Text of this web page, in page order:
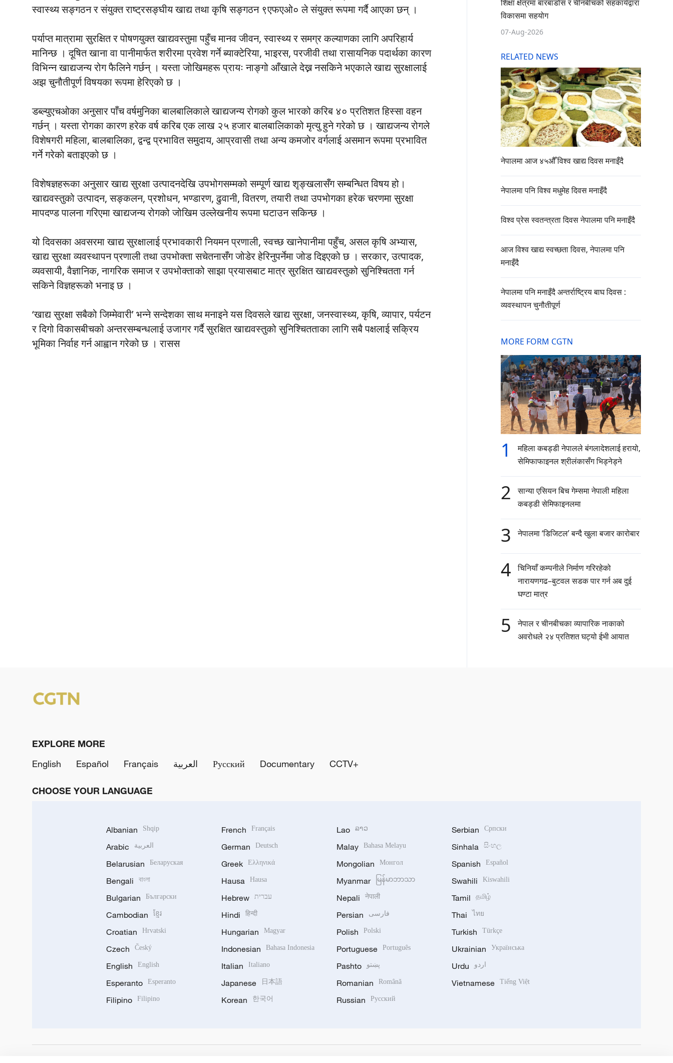
स्वास्थ्य सङ्गठन र संयुक्त राष्ट्रसङ्घीय खाद्य तथा कृषि सङ्गठन ९एफएओ० ले संयुक्त रूपमा गर्दै आएका छन् ।
पर्याप्त मात्रामा सुरक्षित र पोषणयुक्त खाद्यवस्तुमा पहुँच मानव जीवन, स्वास्थ्य र समग्र कल्याणका लागि अपरिहार्य
मानिन्छ । दूषित खाना वा पानीमार्फत शरीरमा प्रवेश गर्ने ब्याक्टेरिया, भाइरस, परजीवी तथा रासायनिक पदार्थका कारण
विभिन्न खाद्यजन्य रोग फैलिने गर्छन् । यस्ता जोखिमहरू प्रायः नाङ्गो आँखाले देख्न नसकिने भएकाले खाद्य सुरक्षालाई
अझ चुनौतीपूर्ण विषयका रूपमा हेरिएको छ ।
डब्ल्युएचओका अनुसार पाँच वर्षमुनिका बालबालिकाले खाद्यजन्य रोगको कुल भारको करिब ४० प्रतिशत हिस्सा वहन
गर्छन् । यस्ता रोगका कारण हरेक वर्ष करिब एक लाख २५ हजार बालबालिकाको मृत्यु हुने गरेको छ । खाद्यजन्य रोगले
विशेषगरी महिला, बालबालिका, द्वन्द्व प्रभावित समुदाय, आप्रवासी तथा अन्य कमजोर वर्गलाई असमान रूपमा प्रभावित
गर्ने गरेको बताइएको छ ।
विशेषज्ञहरूका अनुसार खाद्य सुरक्षा उत्पादनदेखि उपभोगसम्मको सम्पूर्ण खाद्य शृङ्खलासँग सम्बन्धित विषय हो।
खाद्यवस्तुको उत्पादन, सङ्कलन, प्रशोधन, भण्डारण, ढुवानी, वितरण, तयारी तथा उपभोगका हरेक चरणमा सुरक्षा
मापदण्ड पालना गरिएमा खाद्यजन्य रोगको जोखिम उल्लेखनीय रूपमा घटाउन सकिन्छ ।
यो दिवसका अवसरमा खाद्य सुरक्षालाई प्रभावकारी नियमन प्रणाली, स्वच्छ खानेपानीमा पहुँच, असल कृषि अभ्यास,
खाद्य सुरक्षा व्यवस्थापन प्रणाली तथा उपभोक्ता सचेतनासँग जोडेर हेरिनुपर्नेमा जोड दिइएको छ । सरकार, उत्पादक,
व्यवसायी, वैज्ञानिक, नागरिक समाज र उपभोक्ताको साझा प्रयासबाट मात्र सुरक्षित खाद्यवस्तुको सुनिश्चितता गर्न
सकिने विज्ञहरूको भनाइ छ ।
‘खाद्य सुरक्षा सबैको जिम्मेवारी’ भन्ने सन्देशका साथ मनाइने यस दिवसले खाद्य सुरक्षा, जनस्वास्थ्य, कृषि, व्यापार, पर्यटन
र दिगो विकासबीचको अन्तरसम्बन्धलाई उजागर गर्दै सुरक्षित खाद्यवस्तुको सुनिश्चितताका लागि सबै पक्षलाई सक्रिय
भूमिका निर्वाह गर्न आह्वान गरेको छ । रासस
शिक्षा क्षेत्रमा बारबाडोस र चीनबीचको सहकार्यद्वारा
विकासमा सहयोग
07-Aug-2026
RELATED NEWS
नेपालमा आज ४५औँ विश्व खाद्य दिवस मनाइँदै
नेपालमा पनि विश्व मधुमेह दिवस मनाइँदै
विश्व प्रेस स्वतन्त्रता दिवस नेपालमा पनि मनाइँदै
आज विश्व खाद्य स्वच्छता दिवस, नेपालमा पनि
मनाइँदै
नेपालमा पनि मनाइँदै अन्तर्राष्ट्रिय बाघ दिवस :
व्यवस्थापन चुनौतीपूर्ण
MORE FORM CGTN
1
महिला कबड्डी नेपालले बंगलादेशलाई हरायो,
सेमिफाफाइनल श्रीलंकासँग भिड्नेड्ने
2
सान्या एसियन बिच गेम्समा नेपाली महिला
कबड्डी सेमिफाइनलमा
3 नेपालमा ‘डिजिटल’ बन्दै खुला बजार कारोबार
4
चिनियाँ कम्पनीले निर्माण गरिरहेको
नारायणगढ–बुटवल सडक पार गर्न अब दुई
घण्टा मात्र
5
नेपाल र चीनबीचका व्यापारिक नाकाको
अवरोधले २४ प्रतिशत घट्यो ईभी आयात
EXPLORE MORE
English
Español Français العربية Русский Documentary CCTV+
CHOOSE YOUR LANGUAGE
Albanian Shqip
Arabic العربية
Belarusian Беларуская
Bengali বাংলা
Bulgarian Български
Cambodian ខ្មែរ
Croatian Hrvatski
Czech Český
English English
Esperanto Esperanto
Filipino Filipino
French Français
German Deutsch
Greek Ελληνικά
Hausa Hausa
Hebrew עברית
Hindi हिन्दी
Hungarian Magyar
Indonesian Bahasa Indonesia
Italian Italiano
Japanese 日本語
Korean 한국어
Lao ລາວ
Malay Bahasa Melayu
Mongolian Монгол
Myanmar မြန်မာဘာသာ
Nepali नेपाली
Persian فارسی
Polish Polski
Portuguese Português
Pashto پښتو
Romanian Română
Russian Русский
Serbian Српски
Sinhala සිංහල
Spanish Español
Swahili Kiswahili
Tamil தமிழ்
Thai ไทย
Turkish Türkçe
Ukrainian Українська
Urdu اردو
Vietnamese Tiếng Việt